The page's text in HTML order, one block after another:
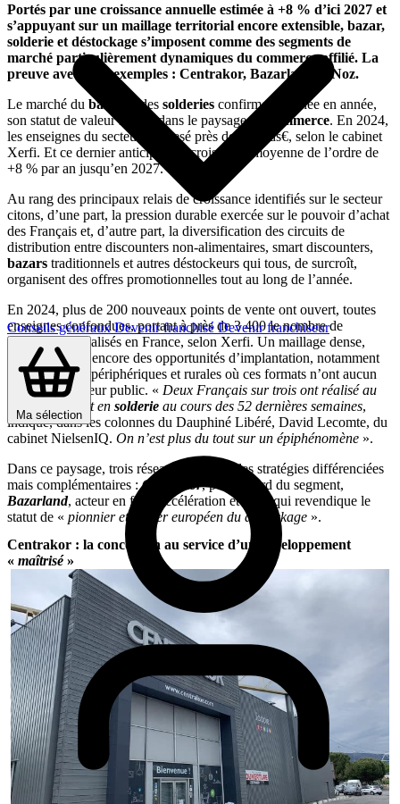
Conseils générauxDevenir franchiséDevenir franchiseur
Ma sélection
Portés par une croissance annuelle estimée à +8 % d’ici 2027 et
s’appuyant sur un maillage territorial encore extensible, bazar,
solderie et déstockage s’imposent comme des segments de
marché particulièrement dynamiques du commerce affilié. La
preuve avec trois exemples : Centrakor, Bazarland et Noz.
Le marché du bazar et des solderies confirme, d’année en année,
son statut de valeur refuge dans le paysage du
commerce. En 2024,
les enseignes du secteur ont pesé près de 13 Mds€, selon le cabinet
Xerfi. Et ce dernier anticipe une croissance moyenne de l’ordre de
+8 % par an jusqu’en 2027.
Au rang des principaux relais de croissance identifiés sur le secteur
citons, d’une part, la pression durable exercée sur le pouvoir d’achat
des Français et, d’autre part, la diversification des circuits de
distribution entre discounters non-alimentaires, smart discounters,
bazars traditionnels et autres déstockeurs qui tous, de surcroît,
organisent des offres promotionnelles tout au long de l’année.
En 2024, plus de 200 nouveaux points de vente ont ouvert, toutes
enseignes confondues, portant à près de 3 400 le nombre de
magasins spécialisés en France, selon Xerfi. Un maillage dense,
mais qui laisse encore des opportunités d’implantation, notamment
dans les zones périphériques et rurales où ces formats n’ont aucun
mal à trouver leur public. « Deux Français sur trois ont réalisé au
moins un achat en solderie au cours des 52 dernières semaines,
indique, dans les colonnes du Dauphiné Libéré, David Lecomte, du
cabinet NielsenIQ. On n’est plus du tout sur un épiphénomène ».
Dans ce paysage, trois réseaux illustrent des stratégies différenciées
mais complémentaires :Centrakor, poids lourd du segment,
Bazarland, acteur en forte accélération et
, qui revendique le
statut de « pionnier et leader européen du déstockage ».
Centrakor : la concession au service d’un développement
« maîtrisé»